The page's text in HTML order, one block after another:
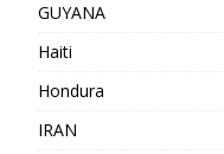
GUYANA
Haiti
Hondura
IRAN